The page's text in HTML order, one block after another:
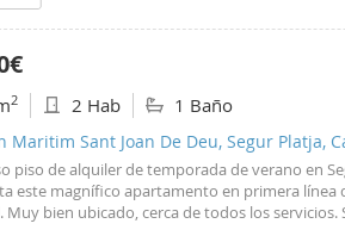
con las principales estaciones del país.
zonas comunes, se convierte en una
de 1, 2 y 3 habitaciones ? Terraza privada en
comunitaria y gran solárium en la cubierta ?
19 viviendas exclusivas en La Aldea El
CHE****4926006. Superficie útil: 48.96m2
puerto y de servicios como la calle Compte de
con nosotros para más información!
2 2 Hab 1 Baño
Maritim Sant Joan De Deu, Segur Platja,
piso de alquiler de temporada de verano en
este magnífico apartamento en primera línea
Muy bien ubicado, cerca de todos los